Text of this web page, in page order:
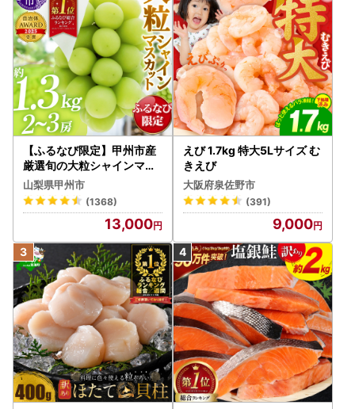
【ふるなび限定】甲州市産
厳選旬の大粒シャインマス
カット 約1.3kg 2～3房【2
026年発送】（MG）B12-
472 FN-Limited-VO シャ
インマスカット フルーツ
山梨県甲州市
(1368)
13,000
えび 1.7kg 特大5Lサイズ む
きえび
大阪府泉佐野市
(391)
9,000